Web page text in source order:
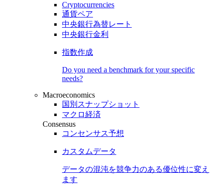
Cryptocurrencies
通貨ペア
中央銀行為替レート
中央銀行金利
指数作成
Do you need a benchmark for your specific
needs?
Macroeconomics
国別スナップショット
マクロ経済
Consensus
コンセンサス予想
カスタムデータ
データの混沌を競争力のある優位性に変え
ます